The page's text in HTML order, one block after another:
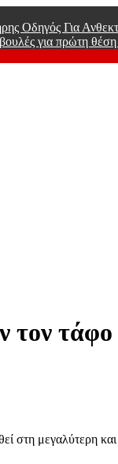
Οδηγός Για
για πρώτη
τον
στη μεγαλύτερη